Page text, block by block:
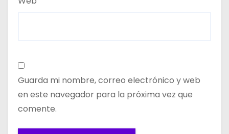
Guarda mi nombre, correo electrónico y web
en este navegador para la próxima vez que
comente.